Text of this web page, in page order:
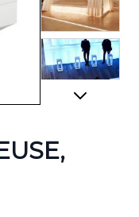
View